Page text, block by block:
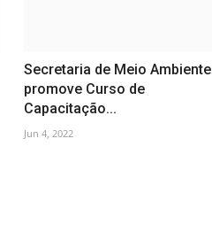
Secretaria de Meio Ambiente
promove Curso de
Capacitação...
Jun 4, 2022